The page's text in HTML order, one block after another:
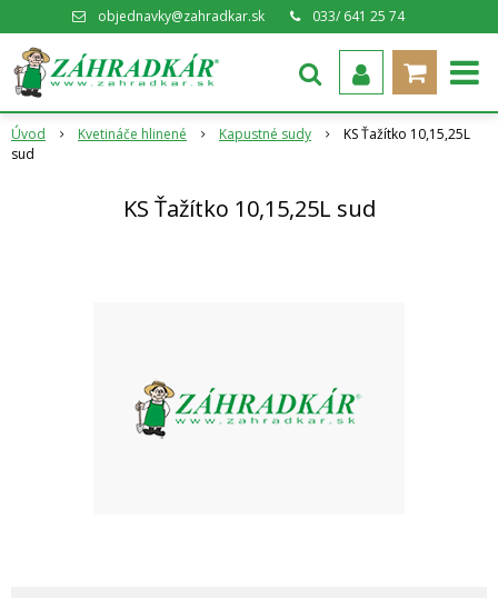
objednavky@zahradkar.sk 033/ 641 25 74
Úvod Kvetináče hlinené Kapustné sudy
KS Ťažítko 10,15,25L
sud
KS Ťažítko 10,15,25L sud